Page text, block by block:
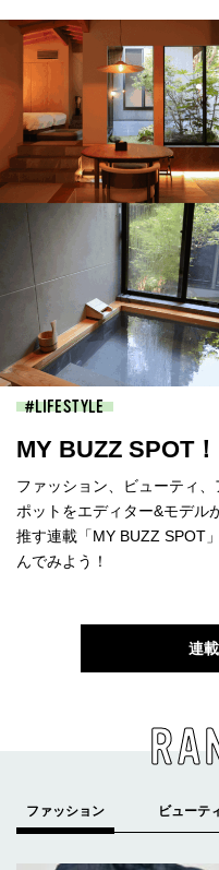
LIFESTYLE
MY BUZZ SPOT！
ファッション、ビューティ
ポットをエディター&モデル
推す連載「MY BUZZ SPOT
んでみよう！
連